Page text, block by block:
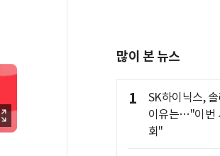
많이 본 뉴스
1
SK하이닉스,
이유는…"이번
회"